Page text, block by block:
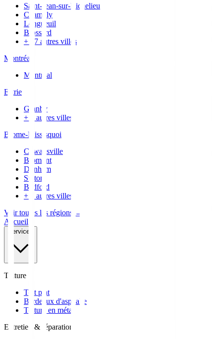
Saint-Jean-sur-Richelieu
Chambly
Longueuil
Brossard
+
17 autres villes
Montréal
Montréal
Estrie
Granby
+
autres villes
Brome-Missisquoi
Cowansville
Bromont
Dunham
Sutton
Bedford
+
autres villes
Voir toutes les régions →
Accueil
Services
Toiture
Toit plat
Bardeaux d'asphalte
Toiture en métal
Entretien & réparation